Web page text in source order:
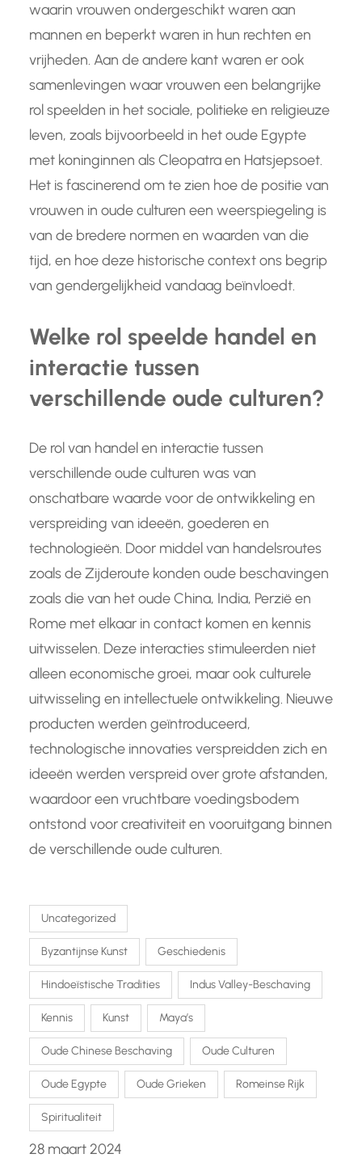
waarin vrouwen ondergeschikt waren aan
mannen en beperkt waren in hun rechten en
vrijheden. Aan de andere kant waren er ook
samenlevingen waar vrouwen een belangrijke
rol speelden in het sociale, politieke en religieuze
leven, zoals bijvoorbeeld in het oude Egypte
met koninginnen als Cleopatra en Hatsjepsoet.
Het is fascinerend om te zien hoe de positie van
vrouwen in oude culturen een weerspiegeling is
van de bredere normen en waarden van die
tijd, en hoe deze historische context ons begrip
van gendergelijkheid vandaag beïnvloedt.
Welke rol speelde handel en
interactie tussen
verschillende oude culturen?
De rol van handel en interactie tussen
verschillende oude culturen was van
onschatbare waarde voor de ontwikkeling en
verspreiding van ideeën, goederen en
technologieën. Door middel van handelsroutes
zoals de Zijderoute konden oude beschavingen
zoals die van het oude China, India, Perzië en
Rome met elkaar in contact komen en kennis
uitwisselen. Deze interacties stimuleerden niet
alleen economische groei, maar ook culturele
uitwisseling en intellectuele ontwikkeling. Nieuwe
producten werden geïntroduceerd,
technologische innovaties verspreidden zich en
ideeën werden verspreid over grote afstanden,
waardoor een vruchtbare voedingsbodem
ontstond voor creativiteit en vooruitgang binnen
de verschillende oude culturen.
Uncategorized
Byzantijnse Kunst Geschiedenis
Hindoeïstische Tradities Indus Valley-Beschaving
Kennis Kunst Maya’s
Oude Chinese Beschaving Oude Culturen
Oude Egypte Oude Grieken Romeinse Rijk
Spiritualiteit
28 maart 2024